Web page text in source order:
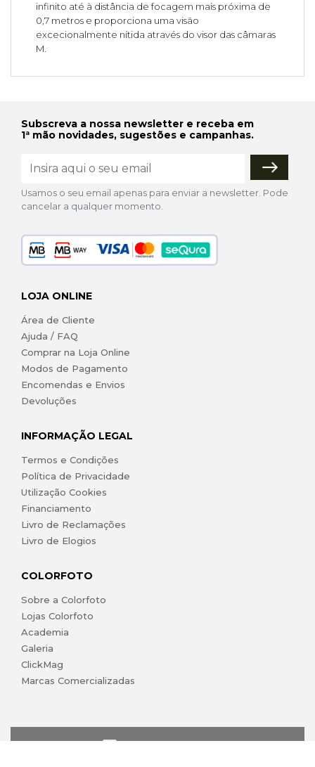
infinito até à distância de focagem mais próxima de
0,7 metros e proporciona uma visão
excecionalmente nítida através do visor das câmaras
M.
Subscreva a nossa newsletter e receba em
1ª mão novidades, sugestões e campanhas.
Usamos o seu email apenas para enviar a newsletter. Pode
cancelar a qualquer momento.
LOJA ONLINE
Área de Cliente
Ajuda / FAQ
Comprar na Loja Online
Modos de Pagamento
Encomendas e Envios
Devoluções
INFORMAÇÃO LEGAL
Termos e Condições
Política de Privacidade
Utilização Cookies
Financiamento
Livro de Reclamações
Livro de Elogios
COLORFOTO
Sobre a Colorfoto
Lojas Colorfoto
Academia
Galeria
ClickMag
Marcas Comercializadas